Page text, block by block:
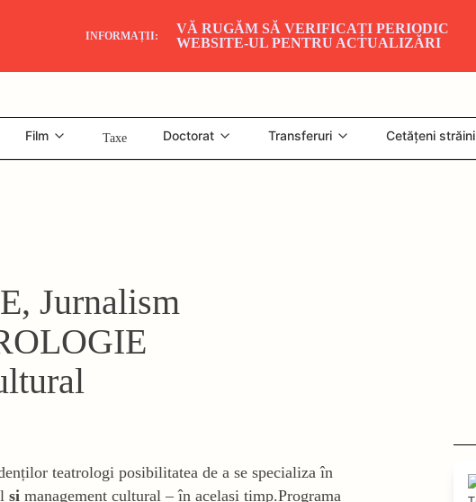
INFORMAȚII:
VĂ RUGĂM SĂ VERIFICAȚI PERIODIC
WEBSITE-UL PENTRU ACTUALIZĂRI
Film Taxe Doctorat Transferuri Cetățeni străini
Jurnalism
teatrologi posibilitatea de a se specializa în
și management cultural – în același timp.Programa